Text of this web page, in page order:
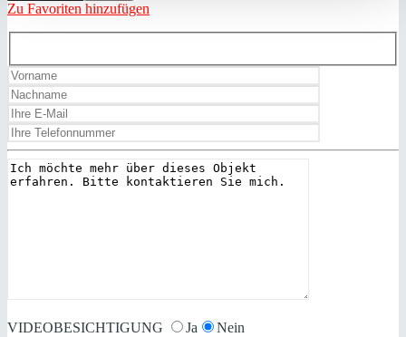
Zu Favoriten hinzufügen
VIDEOBESICHTIGUNG Ja Nein